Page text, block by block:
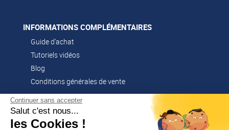
Continuer sans accepter
Salut c'est nous...
les Cookies !
INFORMATIONS COMPLÉMENTAIRES
Guide d'achat
Tutoriels vidéos
Blog
Conditions générales de vente
CONTACT